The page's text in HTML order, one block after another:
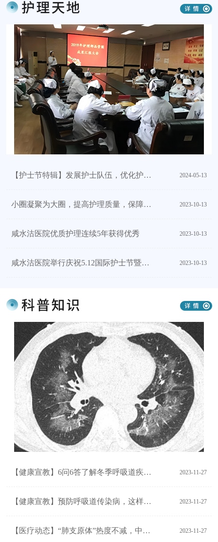
【护士节特辑】发展护士队伍，优化护理服务——津南医院多形式庆... 2024-05-13
小圈凝聚为大圈，提高护理质量，保障患者安全。 ——护理部20... 2023-10-13
咸水沽医院优质护理连续5年获得优秀 2023-10-13
咸水沽医院举行庆祝5.12国际护士节暨表彰大会 2023-10-13
【健康宣教】6问6答了解冬季呼吸道疾病防治最新情况 2023-11-27
【健康宣教】预防呼吸道传染病，这样消毒才放心 2023-11-27
【医疗动态】“肺支原体”热度不减，中医辅助治疗效果更佳 2023-11-27